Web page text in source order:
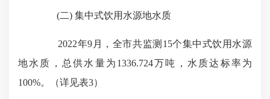
(二) 集中式饮用水源地水质
2022年9月，全市共监测15个集中式饮用水源
地水质，总供水量为1336.724万吨，水质达标率为
100%。（详见表3）